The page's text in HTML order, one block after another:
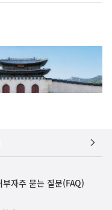
부자주 묻는 질문(FAQ)